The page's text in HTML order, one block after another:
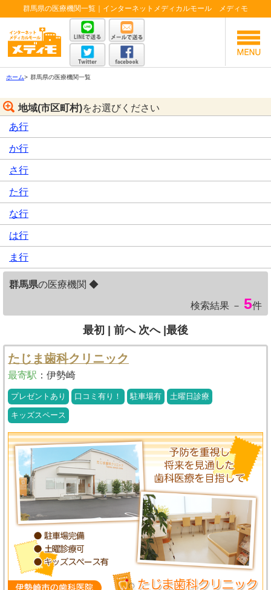
群馬県の医療機関一覧｜インターネットメディカルモール メディモ
ホーム> 群馬県の医療機関一覧
地域(市区町村)をお選びください
あ行
か行
さ行
た行
な行
は行
ま行
群馬県の医療機関 ◆
検索結果 － 5件
最初 | 前へ 次へ|最後
たじま歯科クリニック
最寄駅 ： 伊勢崎
プレゼントあり 口コミ有り！ 駐車場有 土曜日診療
キッズスペース